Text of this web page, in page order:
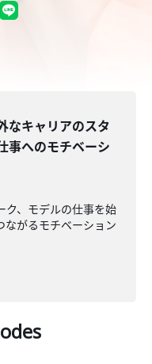
なキャリアのスタ
事へのモチベーシ
ク、モデルの仕事を始
ながるモチベーション